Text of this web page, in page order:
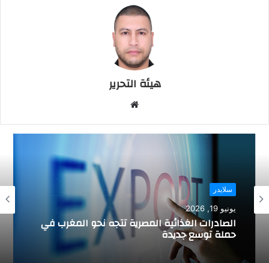
هيئة التحرير
ق
ب
سلايدر
يونيو 19, 2026
سلايدر
يونيو 12, 2026
الصناعة التقليدية: تحديد للحرف المستفيدة من
دعم الدولة في التكوين بالتدرج المهني